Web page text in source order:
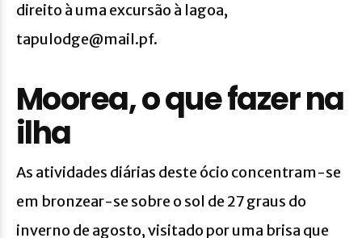
direito à uma excursão à lagoa,
tapulodge@mail.pf.
Moorea, o que fazer na
ilha
As atividades diárias deste ócio concentram-se
em bronzear-se sobre o sol de 27 graus do
inverno de agosto, visitado por uma brisa que